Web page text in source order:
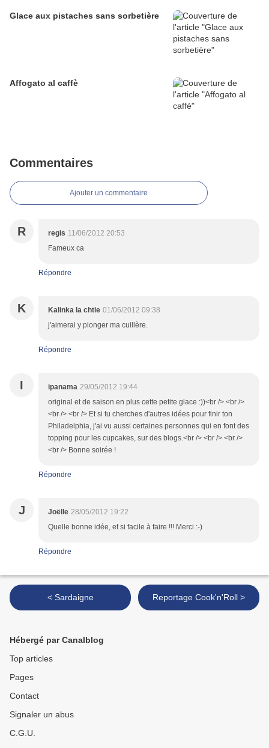
Glace aux pistaches sans sorbetière
Affogato al caffè
Commentaires
Ajouter un commentaire
R regis 11/06/2012 20:53
Fameux ca
Répondre
K Kalinka la chtie 01/06/2012 09:38
j'aimerai y plonger ma cuillère.
Répondre
I ipanama 29/05/2012 19:44
original et de saison en plus cette petite glace :))<br /> <br />
<br /> <br /> Et si tu cherches d'autres idées pour finir ton
Philadelphia, j'ai vu aussi certaines personnes qui en font des
topping pour les cupcakes, sur des blogs.<br /> <br /> <br />
<br /> Bonne soirée !
Répondre
J Joëlle 28/05/2012 19:22
Quelle bonne idée, et si facile à faire !!! Merci :-)
Répondre
< Sardaigne Reportage Cook'n'Roll >
Hébergé par Canalblog
Top articles
Pages
Contact
Signaler un abus
C.G.U.